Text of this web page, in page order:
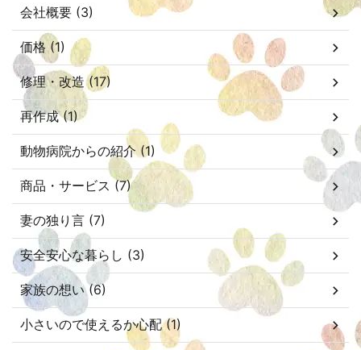
会社概要 (3)
価格 (1)
修理・改造 (17)
再作成 (1)
動物病院からの紹介 (1)
商品・サービス (7)
妻の独り言 (7)
安全安心な暮らし (3)
家族の想い (6)
小さいので使えるか心配 (1)